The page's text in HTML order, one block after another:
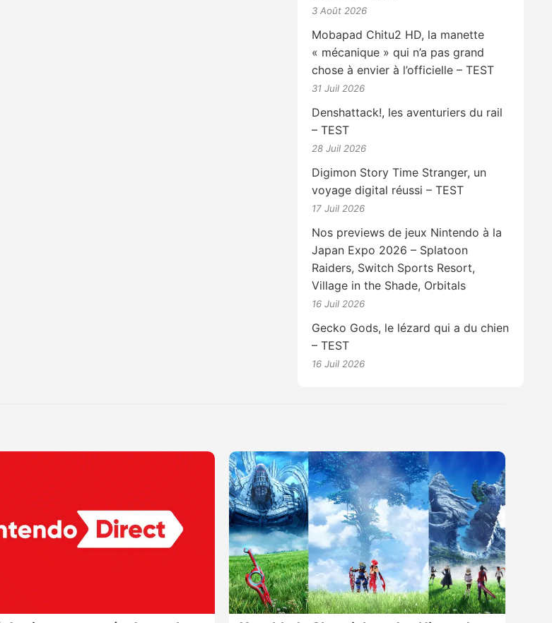
3 Août 2026
Mobapad Chitu2 HD, la manette
« mécanique » qui n’a pas grand
chose à envier à l’officielle – TEST
31 Juil 2026
Denshattack!, les aventuriers du rail
– TEST
28 Juil 2026
Digimon Story Time Stranger, un
voyage digital réussi – TEST
17 Juil 2026
Nos previews de jeux Nintendo à la
Japan Expo 2026 – Splatoon
Raiders, Switch Sports Resort,
Village in the Shade, Orbitals
16 Juil 2026
Gecko Gods, le lézard qui a du chien
– TEST
16 Juil 2026